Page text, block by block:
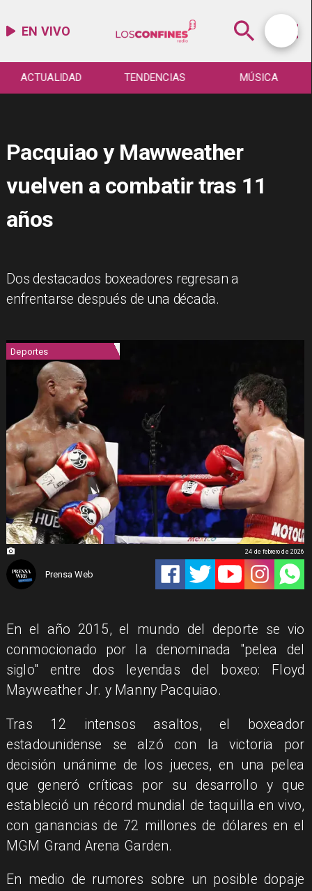
EN VIVO
ACTUALIDAD TENDENCIAS MÚSICA
Pacquiao y Mawweather
vuelven a combatir tras 11
años
Dos destacados boxeadores regresan a
enfrentarse después de una década.
Deportes
Prensa Web
24 de febrero de 2026
En el año 2015, el mundo del deporte se vio
conmocionado por la denominada "pelea del
siglo" entre dos leyendas del boxeo: Floyd
Mayweather Jr. y Manny Pacquiao.
Tras 12 intensos asaltos, el boxeador
estadounidense se alzó con la victoria por
decisión unánime de los jueces, en una pelea
que generó críticas por su desarrollo y que
estableció un récord mundial de taquilla en vivo,
con ganancias de 72 millones de dólares en el
MGM Grand Arena Garden.
En medio de rumores sobre un posible dopaje